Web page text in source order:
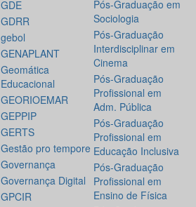
GDE
GDRR
gebol
GENAPLANT
Geomática
Educacional
GEORIOEMAR
GEPPIP
GERTS
Gestão pro tempore
Governança
Governança Digital
GPCIR
Pós-Graduação em
Sociologia
Pós-Graduação
Interdisciplinar em
Cinema
Pós-Graduação
Profissional em
Adm. Pública
Pós-Graduação
Profissional em
Educação Inclusiva
Pós-Graduação
Profissional em
Ensino de Física